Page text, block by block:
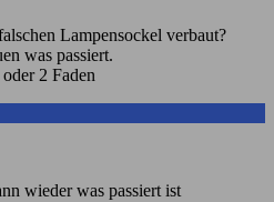
Lampensockel verbaut?
was passiert.
2 Faden
wieder was passiert ist